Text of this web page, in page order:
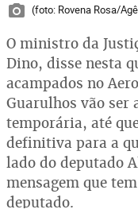
(foto: Rovena Rosa/
O ministro da
Dino, disse nesta
acampados no
Guarulhos vão ser
temporária, até
definitiva para a
lado do deputado
mensagem que
deputado.